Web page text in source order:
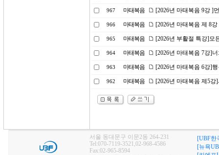
967 마태복음 [2026년 마태복음 9강 ]
966 마태복음 [2026년 마태복음 제 8
965 마태복음 [2026년 부활절 특강]모
964 마태복음 [2026년 마태복음 7강]
963 마태복음 [2026년 마태복음 6강]
962 마태복음 [2026년 마태복음 제5
서울 동대문구 이문2동 264-231
Tel:070-7119-3521,02-968-4586
Fax:02-965-8594
[UBF한
[뉴욕